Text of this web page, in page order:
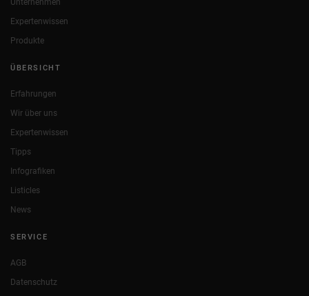
Expertenwissen
Produkte
ÜBERSICHT
Erfahrungen
Wir über uns
Expertenwissen
Tipps
Infografiken
Listicles
News
SERVICE
AGB
Datenschutz